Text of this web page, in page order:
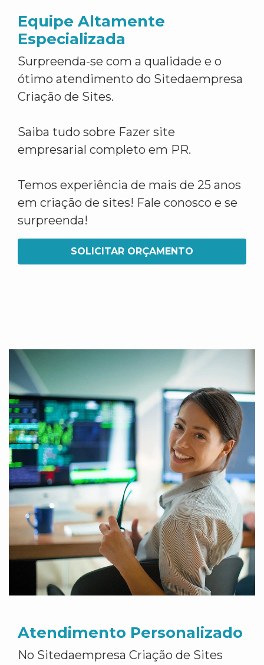
Equipe Altamente
Especializada
Surpreenda-se com a qualidade e o
ótimo atendimento do Sitedaempresa
Criação de Sites.
Saiba tudo sobre Fazer site
empresarial completo em PR.
Temos experiência de mais de 25 anos
em criação de sites! Fale conosco e se
surpreenda!
SOLICITAR ORÇAMENTO
Atendimento Personalizado
No Sitedaempresa Criação de Sites